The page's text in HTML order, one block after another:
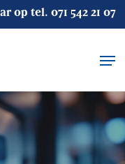
op tel. 071 542 21 07